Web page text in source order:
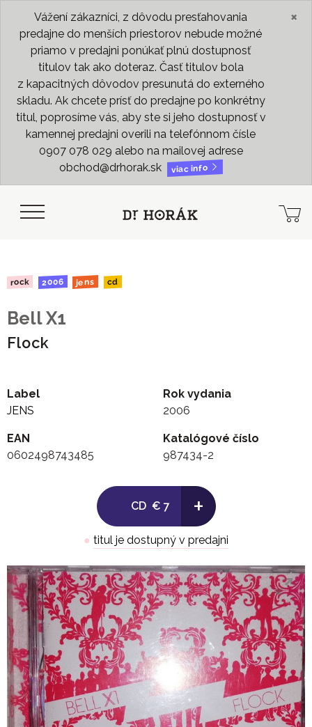
Vážení zákazníci, z dôvodu presťahovania
predajne do menších priestorov nebude možné
priamo v predajni ponúkať plnú dostupnosť
titulov tak ako doteraz. Časť titulov bola
z kapacitných dôvodov presunutá do externého
skladu. Ak chcete prísť do predajne po konkrétny
titul, poprosíme vás, aby ste si jeho dostupnosť v
kamennej predajni overili na telefónnom čísle
0907 078 029 alebo na mailovej adrese
obchod@drhorak.sk
viac info
×
rock 2006 jens cd
Bell X1
Flock
Label
JENS
Rok vydania
2006
EAN
0602498743485
Katalógové číslo
987434-2
CD € 7 +
● titul je dostupný v predajni